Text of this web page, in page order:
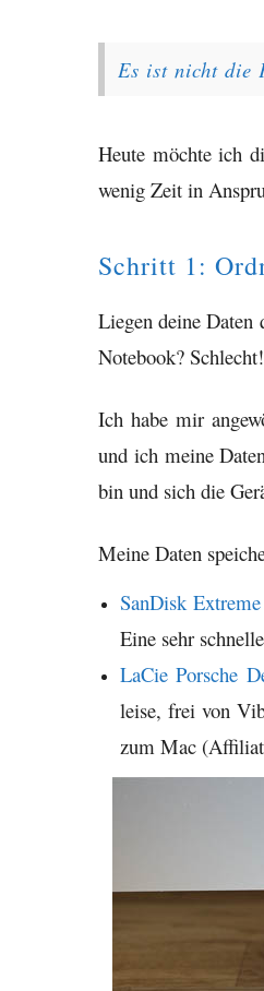
Es ist nicht die
Heute möchte ich
wenig Zeit in
Schritt 1:
Liegen deine Daten
Notebook? Schlecht!
Ich habe mir
und ich meine
bin und sich die
Meine Daten
SanDisk
Eine sehr
LaCie Porsche
leise, frei von
zum Mac